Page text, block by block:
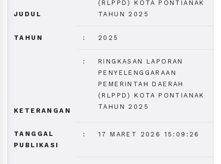
JUDUL
(RLPPD) KOTA PONTIANAK
TAHUN 2025
TAHUN : 2025
KETERANGAN
:
RINGKASAN LAPORAN
PENYELENGGARAAN
PEMERINTAH DAERAH
(RLPPD) KOTA PONTIANAK
TAHUN 2025
TANGGAL
PUBLIKASI
: 17 MARET 2026 15:09:26